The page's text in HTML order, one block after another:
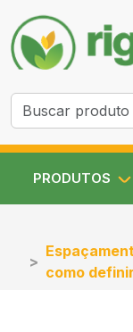
PRODUTOS
como